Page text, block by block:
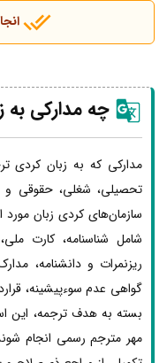
چه مدارکی
مدارکی که به زبان کردی
تحصیلی، شغلی، حقوقی و
سازمان‌های کردی زبان مورد
شامل شناسنامه، کارت
ریزنمرات و دانشنامه،
گواهی عدم سوءپیشینه،
بسته به هدف ترجمه، این
مهر مترجم رسمی انجام